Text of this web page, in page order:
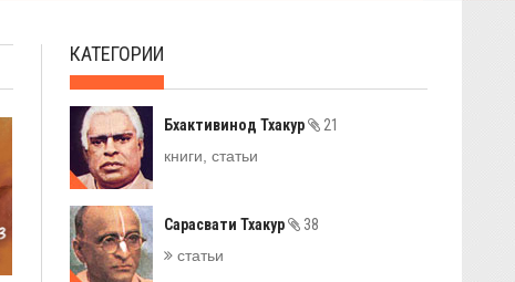
КАТЕГОРИИ
Бхактивинод Тхакур
21
книги, статьи
Сарасвати Тхакур
38
статьи